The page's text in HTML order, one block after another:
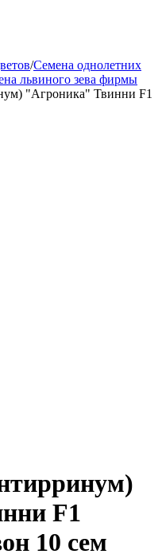
/Семена однолетних
львиного зева фирмы
"Агроника" Твинни F1
F1
10 сем